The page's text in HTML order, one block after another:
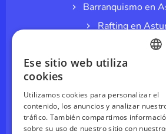
Barranquismo en
Rafting en
Espeleología en
Splatmaster
Paintball en
Ese sitio web utiliza
cookies
Utilizamos cookies para personalizar el
contenido, los anuncios y analizar
tráfico. También compartimos
sobre su uso de nuestro sitio con